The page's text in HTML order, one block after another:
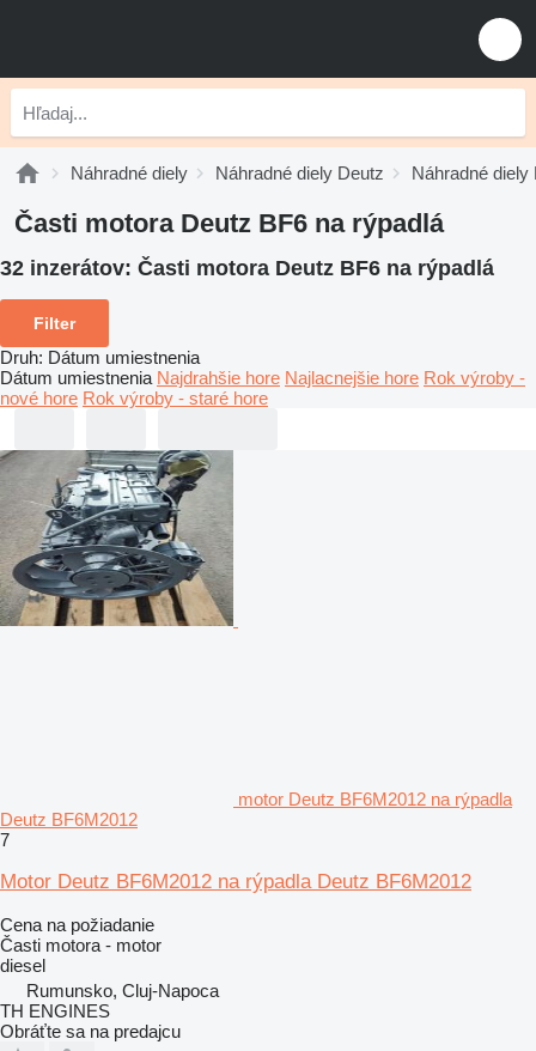
Náhradné diely Náhradné diely Deutz Náhradné diely
Časti motora Deutz BF6 na rýpadlá
32 inzerátov: Časti motora Deutz BF6 na rýpadlá
Filter
Druh: Dátum umiestnenia
Dátum umiestnenia Najdrahšie hore Najlacnejšie hore Rok výroby -
nové hore Rok výroby - staré hore
motor Deutz BF6M2012 na rýpadla
Deutz BF6M2012
7
Motor Deutz BF6M2012 na rýpadla Deutz BF6M2012
Cena na požiadanie
Časti motora - motor
diesel
Rumunsko, Cluj-Napoca
TH ENGINES
Obráťte sa na predajcu